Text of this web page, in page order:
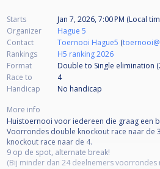
Starts
Jan 7, 2026, 7:00 PM (Local
Organizer
Hague 5
Contact
Toernooi Hague5 (
Rankings
H5 ranking 2026
Format
Double to Single elimination
Race to
4
Handicap
No handicap
More info
Huistoernooi voor iedereen die graag een
Voorrondes double knockout race naar de
knockout race naar de 4.
9 op de spot, alternate break!
(Bij minder dan 24 deelnemers voorrondes